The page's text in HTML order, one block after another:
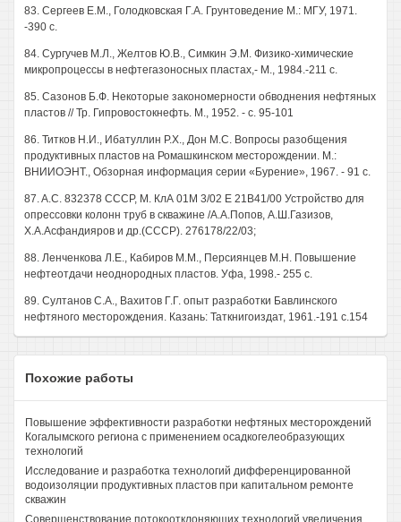
83. Сергеев Е.М., Голодковская Г.А. Грунтоведение М.: МГУ, 1971.
-390 с.
84. Сургучев М.Л., Желтов Ю.В., Симкин Э.М. Физико-химические
микропроцессы в нефтегазоносных пластах,- М., 1984.-211 с.
85. Сазонов Б.Ф. Некоторые закономерности обводнения нефтяных
пластов // Тр. Гипровостокнефть. М., 1952. - с. 95-101
86. Титков Н.И., Ибатуллин Р.Х., Дон М.С. Вопросы разобщения
продуктивных пластов на Ромашкинском месторождении. М.:
ВНИИОЭНТ., Обзорная информация серии «Бурение», 1967. - 91 с.
87. A.C. 832378 СССР, М. КлА 01М 3/02 Е 21В41/00 Устройство для
опрессовки колонн труб в скважине /А.А.Попов, А.Ш.Газизов,
Х.А.Асфандияров и др.(СССР). 276178/22/03;
88. Ленченкова Л.Е., Кабиров М.М., Персиянцев М.Н. Повышение
нефтеотдачи неоднородных пластов. Уфа, 1998.- 255 с.
89. Султанов С.А., Вахитов Г.Г. опыт разработки Бавлинского
нефтяного месторождения. Казань: Таткнигоиздат, 1961.-191 с.154
Похожие работы
Повышение эффективности разработки нефтяных месторождений
Когалымского региона с применением осадкогелеобразующих
технологий
Исследование и разработка технологий дифференцированной
водоизоляции продуктивных пластов при капитальном ремонте
скважин
Совершенствование потокоотклоняющих технологий увеличения